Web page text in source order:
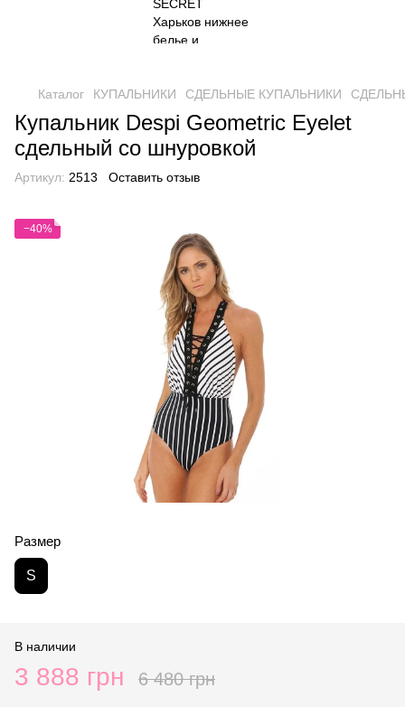
Каталог КУПАЛЬНИКИ СДЕЛЬНЫЕ КУПАЛЬНИКИ
Купальник Despi Geometric Eyelet
сдельный со шнуровкой
Артикул: 2513 Оставить отзыв
−40%
Размер
S
В наличии
3 888 грн 6 480 грн